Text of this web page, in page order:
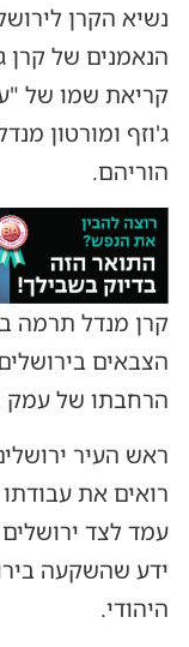
נשיא הקרן
הנאמנים של קרן
קריאת שמו של
ג'וזף ומורטון
הוריהם.
הצבאים
הרחבתו של עמק
ראש העיר
רואים את
עמד לצד
ידע שהשקעה
היהודי.